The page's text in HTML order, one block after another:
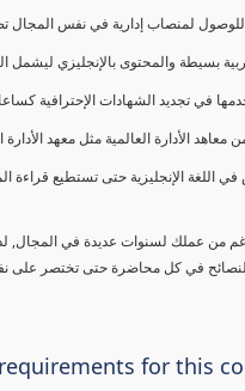
للوصول لمنصاب إدارية في نفس المجال
بسيطة والمحتوى بالإنجليزي ليشمل
في تجديد الشهادات الإحترافية
العالمية مثل معهد الأدارة
الإنجليزية حتى تستطيع قراءة
من عملك لسنوات عديدة في المجال,
في كل محاضرة حتى تختصر على
for this